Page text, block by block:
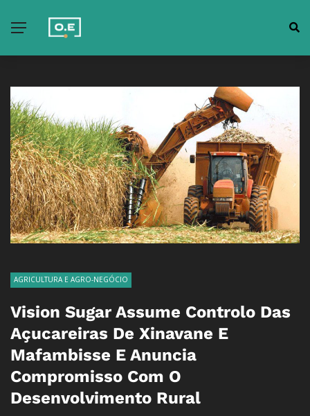
AGRICULTURA E AGRO-NEGÓCIO
Vision Sugar Assume Controlo Das
Açucareiras De Xinavane E
Mafambisse E Anuncia
Compromisso Com O
Desenvolvimento Rural